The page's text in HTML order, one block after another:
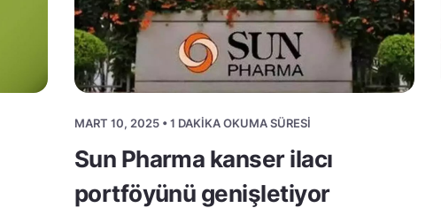
MART 10, 2025 • 1 DAKIKA OKUMA SÜRESI
Sun Pharma kanser ilacı
portföyünü genişletiyor